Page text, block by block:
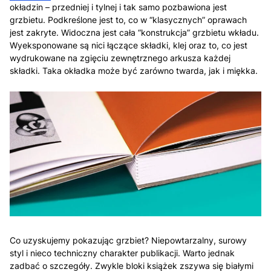
okładzin – przedniej i tylnej i tak samo pozbawiona jest
grzbietu. Podkreślone jest to, co w “klasycznych” oprawach
jest zakryte. Widoczna jest cała “konstrukcja” grzbietu wkładu.
Wyeksponowane są nici łączące składki, klej oraz to, co jest
wydrukowane na zgięciu zewnętrznego arkusza każdej
składki. Taka okładka może być zarówno twarda, jak i miękka.
Co uzyskujemy pokazując grzbiet? Niepowtarzalny, surowy
styl i nieco techniczny charakter publikacji. Warto jednak
zadbać o szczegóły. Zwykle bloki książek zszywa się białymi